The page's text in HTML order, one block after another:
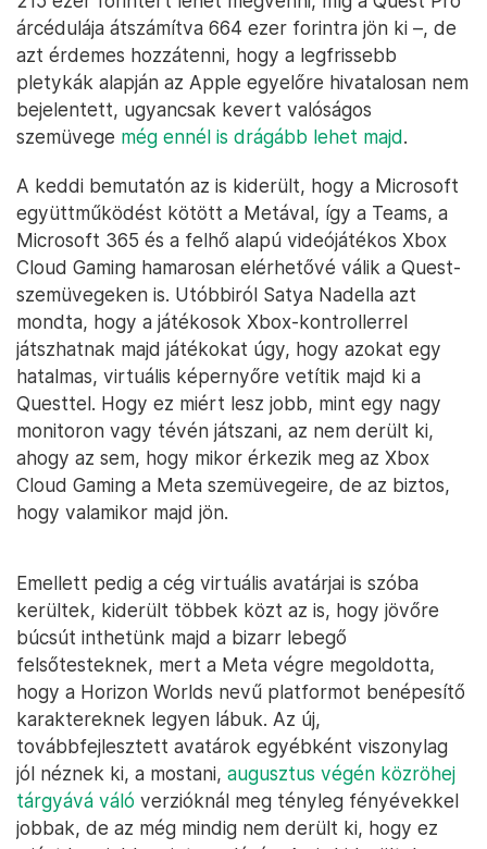
árcédulája átszámítva 664 ezer forintra jön ki –, de
azt érdemes hozzátenni, hogy a legfrissebb
pletykák alapján az Apple egyelőre hivatalosan nem
bejelentett, ugyancsak kevert valóságos
szemüvege még ennél is drágább lehet majd.
A keddi bemutatón az is kiderült, hogy a Microsoft
együttműködést kötött a Metával, így a Teams, a
Microsoft 365 és a felhő alapú videójátékos Xbox
Cloud Gaming hamarosan elérhetővé válik a Quest-
szemüvegeken is. Utóbbiról Satya Nadella azt
mondta, hogy a játékosok Xbox-kontrollerrel
játszhatnak majd játékokat úgy, hogy azokat egy
hatalmas, virtuális képernyőre vetítik majd ki a
Questtel. Hogy ez miért lesz jobb, mint egy nagy
monitoron vagy tévén játszani, az nem derült ki,
ahogy az sem, hogy mikor érkezik meg az Xbox
Cloud Gaming a Meta szemüvegeire, de az biztos,
hogy valamikor majd jön.
Emellett pedig a cég virtuális avatárjai is szóba
kerültek, kiderült többek közt az is, hogy jövőre
búcsút inthetünk majd a bizarr lebegő
felsőtesteknek, mert a Meta végre megoldotta,
hogy a Horizon Worlds nevű platformot benépesítő
karaktereknek legyen lábuk. Az új,
továbbfejlesztett avatárok egyébként viszonylag
jól néznek ki, a mostani, augusztus végén közröhej
tárgyává váló verzióknál meg tényleg fényévekkel
jobbak, de az még mindig nem derült ki, hogy ez